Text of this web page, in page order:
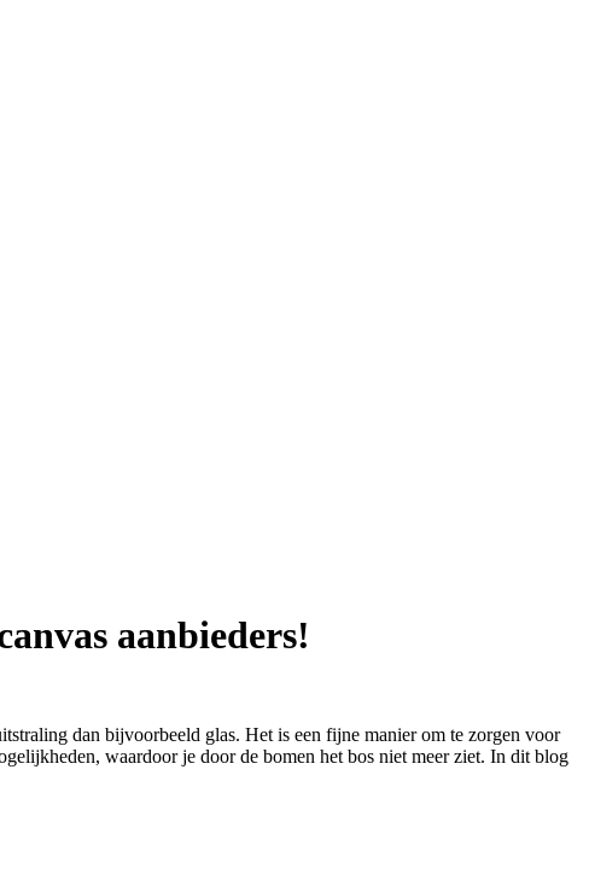
aanbieders!
dan bijvoorbeeld glas. Het is een fijne manier om te zorgen voor
waardoor je door de bomen het bos niet meer ziet. In dit blog